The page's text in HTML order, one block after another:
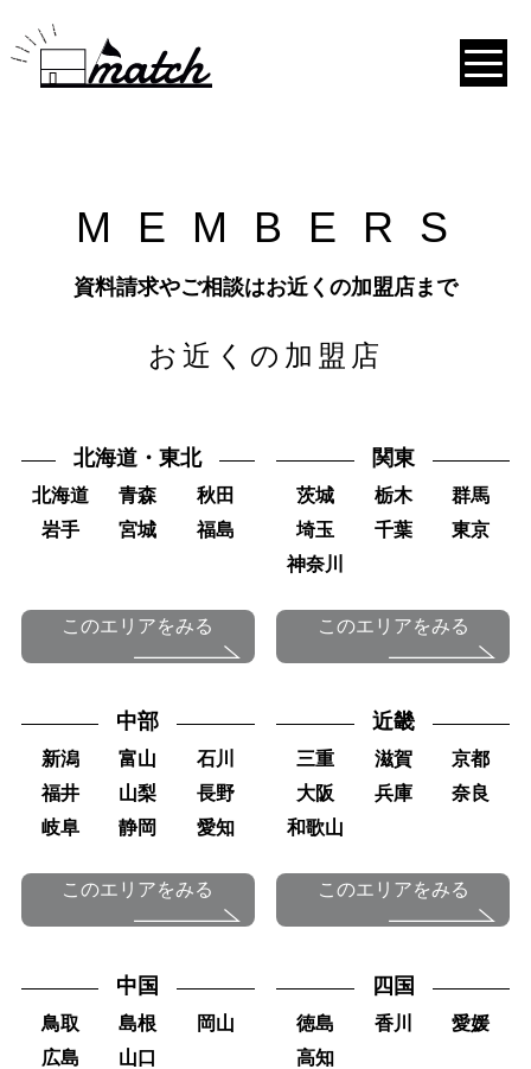
M E M B E R S
資料請求やご相談はお近くの加盟店まで
お近くの加盟店
北海道・東北
北海道 青森
秋田
岩手
宮城 福島
このエリアをみる
関東
茨城 栃木
群馬
埼玉
千葉
東京
神奈川
このエリアをみる
中部
新潟 富山
石川
福井
山梨
長野
岐阜
静岡 愛知
このエリアをみる
近畿
三重 滋賀
京都
大阪
兵庫
奈良
和歌山
このエリアをみる
中国
鳥取 島根
岡山
広島
山口
四国
徳島 香川
愛媛
高知